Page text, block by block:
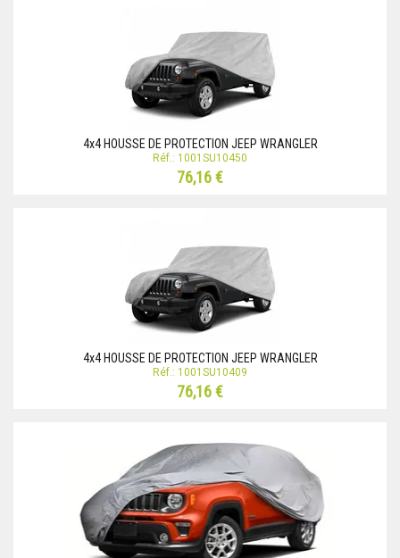
4x4 HOUSSE DE PROTECTION JEEP WRANGLER
Réf.: 1001SU10450
76,16 €
4x4 HOUSSE DE PROTECTION JEEP WRANGLER
Réf.: 1001SU10409
76,16 €